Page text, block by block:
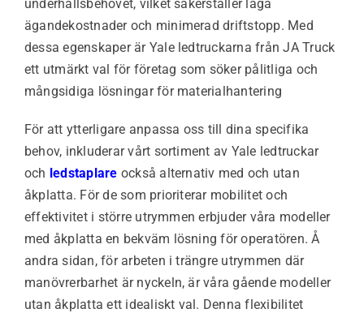
underhållsbehovet, vilket säkerställer låga
ägandekostnader och minimerad driftstopp. Med
dessa egenskaper är Yale ledtruckarna från JA Truck
ett utmärkt val för företag som söker pålitliga och
mångsidiga lösningar för materialhantering
För att ytterligare anpassa oss till dina specifika
behov, inkluderar vårt sortiment av Yale ledtruckar
och ledstaplare också alternativ med och utan
åkplatta. För de som prioriterar mobilitet och
effektivitet i större utrymmen erbjuder våra modeller
med åkplatta en bekväm lösning för operatören. Å
andra sidan, för arbeten i trängre utrymmen där
manövrerbarhet är nyckeln, är våra gående modeller
utan åkplatta ett idealiskt val. Denna flexibilitet